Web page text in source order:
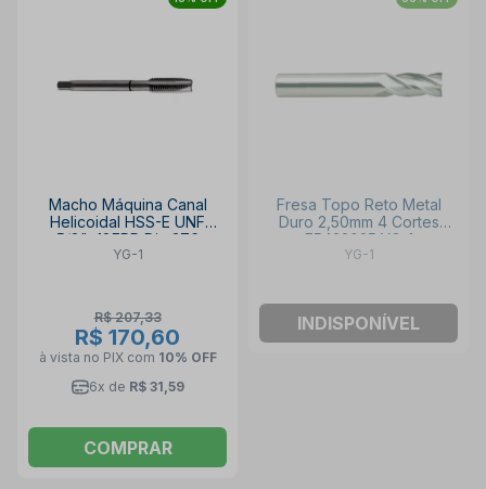
Macho Máquina Canal
Helicoidal HSS-E UNF
5/8"x18FPP Din 376
Oxidado TB874662 YG-1
YG-1
R$ 207,33
R$ 170,60
à vista no PIX com 10% OFF
6x de R$ 31,59
COMPRAR
Fresa Topo Reto Metal
Duro 2,50mm 4 Cortes
E5432025 YG-1
YG-1
INDISPONÍVEL